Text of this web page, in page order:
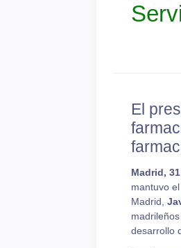
El
Madrid,
mantuvo
Madrid,
desarrollo